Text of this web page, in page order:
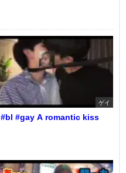
ゲイ
#bl #gay A romantic kiss